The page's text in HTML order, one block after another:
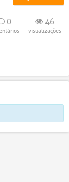
0 46
visualizações